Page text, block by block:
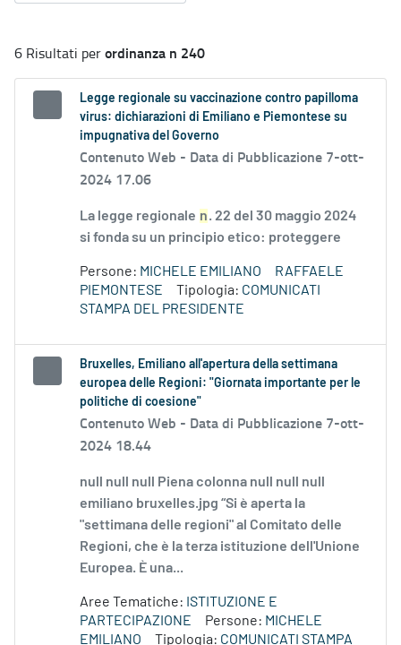
6 Risultati perordinanza n 240
Legge regionale su vaccinazione contro papilloma
virus: dichiarazioni di Emiliano e Piemontese su
impugnativa del Governo
Contenuto Web - Data di Pubblicazione 7-ott-
2024 17.06
La legge regionale n. 22 del 30 maggio 2024
si fonda su un principio etico: proteggere
Persone: MICHELE EMILIANO
RAFFAELE
PIEMONTESE
Tipologia: COMUNICATI
STAMPA DEL PRESIDENTE
Bruxelles, Emiliano all'apertura della settimana
europea delle Regioni: "Giornata importante per le
politiche di coesione"
Contenuto Web - Data di Pubblicazione 7-ott-
2024 18.44
null null null Piena colonna null null null
emiliano bruxelles.jpg “Si è aperta la
"settimana delle regioni" al Comitato delle
Regioni, che è la terza istituzione dell'Unione
Europea. È una...
Aree Tematiche: ISTITUZIONE E
PARTECIPAZIONE
Persone: MICHELE
EMILIANO
Tipologia: COMUNICATI STAMPA